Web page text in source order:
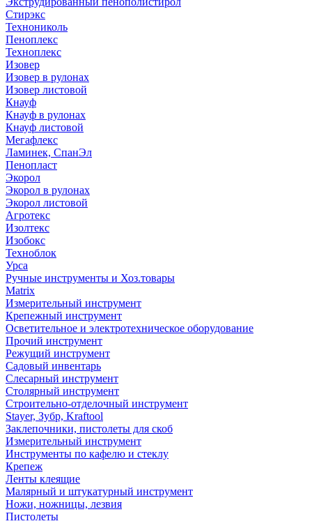
Стирэкс
Технониколь
Пеноплекс
Техноплекс
Изовер
Изовер в рулонах
Изовер листовой
Кнауф
Кнауф в рулонах
Кнауф листовой
Мегафлекс
Ламинек, СпанЭл
Пенопласт
Экорол
Экорол в рулонах
Экорол листовой
Агротекс
Изолтекс
Изобокс
Техноблок
Урса
Ручные инструменты и Хоз.товары
Matrix
Измерительный инструмент
Крепежный инструмент
Осветительное и электротехническое оборудование
Прочий инструмент
Режущий инструмент
Садовый инвентарь
Слесарный инструмент
Столярный инструмент
Строительно-отделочный инструмент
Stayer, Зубр, Kraftool
Заклепочники, пистолеты для скоб
Измерительный инструмент
Инструменты по кафелю и стеклу
Крепеж
Ленты клеящие
Малярный и штукатурный инструмент
Ножи, ножницы, лезвия
Пистолеты